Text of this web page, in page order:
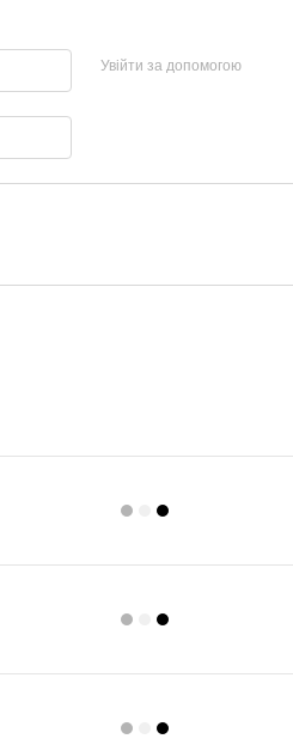
Увійти за допомогою